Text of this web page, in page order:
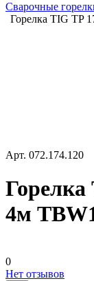
Сварочные
Горелка TIG TP
Арт. 072.174.120
Горелка
4м
0
Нет отзывов